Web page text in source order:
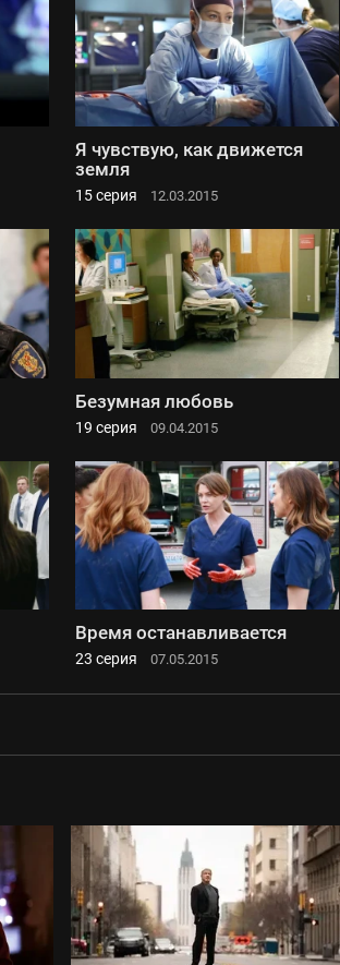
Я чувствую, как движется
земля
15 серия 12.03.2015
Безумная любовь
19 серия 09.04.2015
Время останавливается
23 серия 07.05.2015